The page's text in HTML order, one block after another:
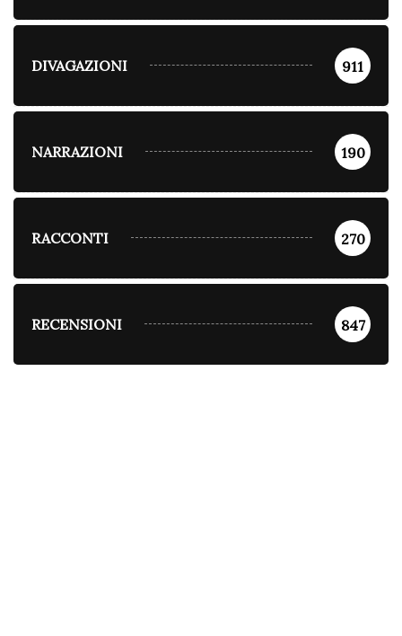
DIVAGAZIONI 911
NARRAZIONI 190
RACCONTI 270
RECENSIONI 847